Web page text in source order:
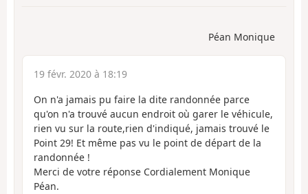
Péan Monique
19 févr. 2020 à 18:19
On n'a jamais pu faire la dite randonnée parce
qu'on n'a trouvé aucun endroit où garer le véhicule,
rien vu sur la route,rien d'indiqué, jamais trouvé le
Point 29! Et même pas vu le point de départ de la
randonnée !
Merci de votre réponse Cordialement Monique
Péan.